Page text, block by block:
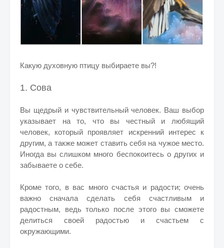
Какую духовную птицу выбираете вы?!
1. Сова
Вы щедрый и чувствительный человек. Ваш выбор
указывает на то, что вы честный и любящий
человек, который проявляет искренний интерес к
другим, а также может ставить себя на чужое место.
Иногда вы слишком много беспокоитесь о других и
забываете о себе.
Кроме того, в вас много счастья и радости; очень
важно сначала сделать себя счастливым и
радостным, ведь только после этого вы сможете
делиться своей радостью и счастьем с
окружающими.